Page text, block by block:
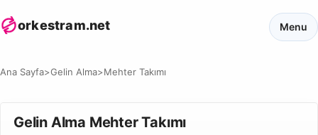
orkestram.net Menu
Ana Sayfa>Gelin Alma>Mehter Takımı
Gelin Alma Mehter Takımı